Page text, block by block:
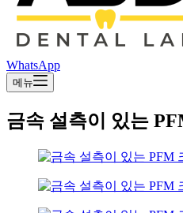
WhatsApp
메뉴
금속 설측이 있는